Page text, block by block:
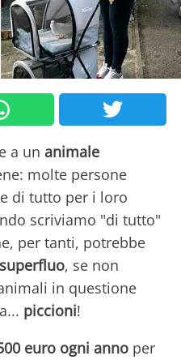
a un animale
molte persone
di tutto per i loro
scriviamo "di tutto"
per tanti, potrebbe
superfluo, se non
in questione
piccioni!
euro ogni anno per